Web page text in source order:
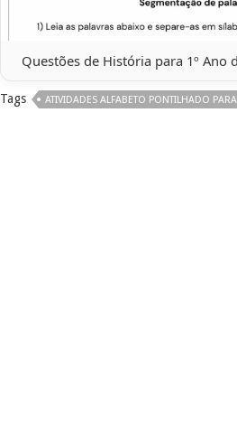
Questões de História para 1º Ano
Tags ATIVIDADES ALFABETO PONTILHADO